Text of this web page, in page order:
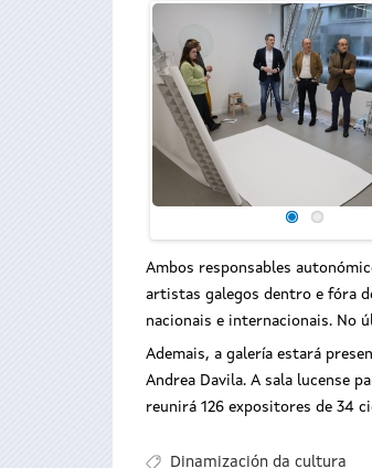
Ambos responsables
artistas galegos dentro e fóra
nacionais e internacionais. No
Ademais, a galería estará
Andrea Davila. A sala lucense
reunirá 126 expositores de 34
Dinamización da cultura